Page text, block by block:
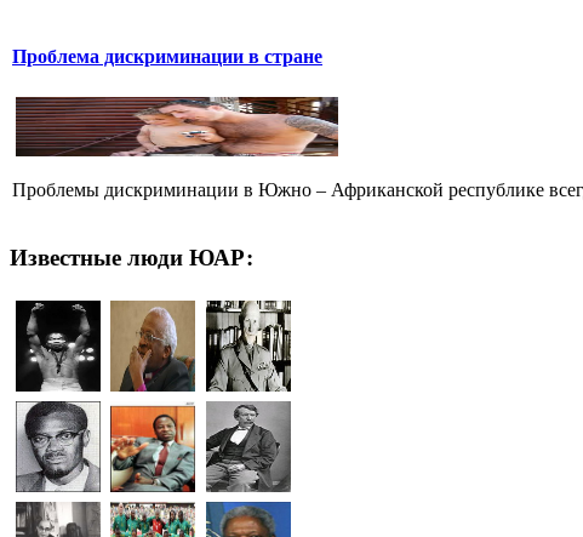
Проблема дискриминации в стране
Проблемы дискриминации в Южно – Африканской республике
Известные люди ЮАР: